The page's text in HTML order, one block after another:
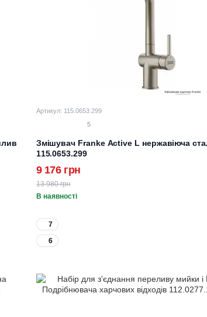
Артикул: 115.0653.299
5
Змішувач Franke Active L нержавіюча
115.0653.299
13 980 грн
9 176 грн
В наявності
7
6